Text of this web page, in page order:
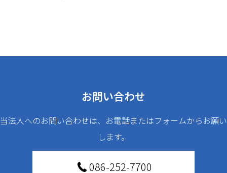
お問い合わせ
当法人へのお問い合わせは、お電話またはフォームからお願い
します。
086-252-7700